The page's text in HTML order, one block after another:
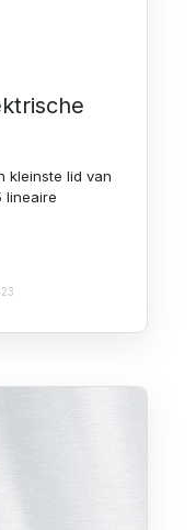
kleinste lid van
lineaire